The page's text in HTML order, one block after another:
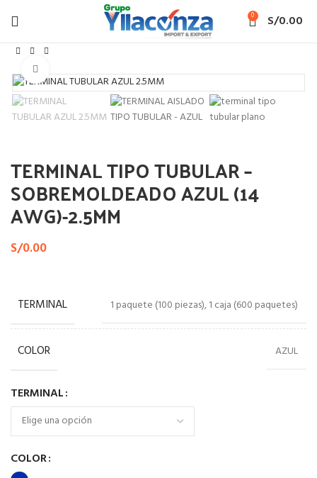
0 S/0.00
TERMINAL TIPO TUBULAR SOBREMOLDEADO
TERMINAL TIPO TUBULAR –
SOBREMOLDEADO AZUL (14
AWG)-2.5MM
S/0.00
TERMINAL 1 paquete (100 piezas), 1 caja (600 paquetes)
COLOR AZUL
TERMINAL
COLOR